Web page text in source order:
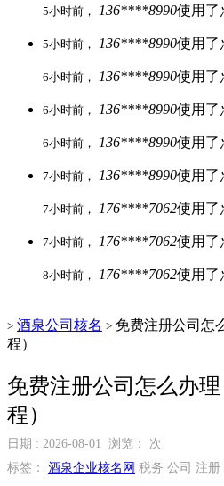
5小时前， 136****8990使用了
5小时前， 136****8990使用了
6小时前， 136****8990使用了
6小时前， 136****8990使用了
6小时前， 136****8990使用了
7小时前， 136****8990使用了
7小时前， 176****7062使用了
7小时前， 176****7062使用了
8小时前， 176****7062使用了
> 酒泉公司核名 > 免费注册公司怎
程）
免费注册公司怎么办
程）
日期 : 2026-08-01 浏览：
次
标签： 酒泉企业核名网 税务 公司 注